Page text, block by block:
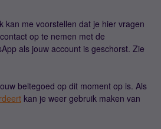
kan me voorstellen dat je hier vragen
op te nemen met de
als jouw account is geschorst. Zie
beltegoed op dit moment op is. Als
kan je weer gebruik maken van